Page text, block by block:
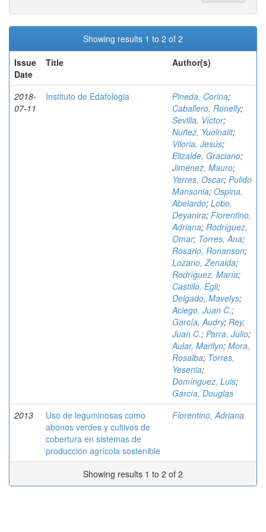
Showing results 1 to 2 of 2
Issue
Date
Title Author(s)
2018-
07-11
Instituto de Edafologia Pineda, Corina;
Caballero, Ronelly;
Sevilla, Víctor;
Nuñez, Yuolnalit;
Viloria, Jesús;
Elizalde, Graciano;
Jiménez, Mauro;
Yerres, Oscar; Pulido
Mansonia; Ospina,
Abelardo; Lobo,
Deyanira; Florentino,
Adriana; Rodríguez,
Omar; Torres, Ana;
Rosario, Ronanson;
Lozano, Zenaida;
Rodríguez, María;
Castillo, Egli;
Delgado, Mavelys;
Aciego, Juan C.;
García, Audry; Rey,
Juan C.; Parra, Julio;
Aular, Marilyn; Mora,
Rosalba; Torres,
Yesenia;
Domínguez, Luis;
García, Douglas
2013
Uso de leguminosas como
abonos verdes y cultivos de
cobertura en sistemas de
producción agrícola sostenible
Florentino, Adriana
Showing results 1 to 2 of 2